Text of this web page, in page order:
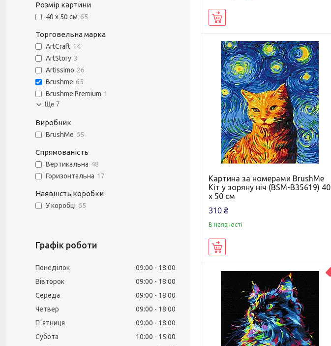
Картина за номерами BrushMe
Кіт у зоряну ніч (BSM-B35619) 40
х 50 см
310 ₴
В наявності
Розмір картини
40 х 50 см 65
Торговельна марка
ArtCraft 14
ArtStory 3
Artissimo 26
Brushme 65
Brushme Premium 1
Ще 7
Виробник
BrushMe 65
Спрямованість
Вертикальна 48
Горизонтальна 17
Наявність коробки
У коробці 65
Графік роботи
Понеділок 09:00
18:00
Вівторок
09:00
18:00
Середа
09:00
18:00
Четвер
09:00
18:00
Пʼятниця
09:00
18:00
Субота
10:00
15:00